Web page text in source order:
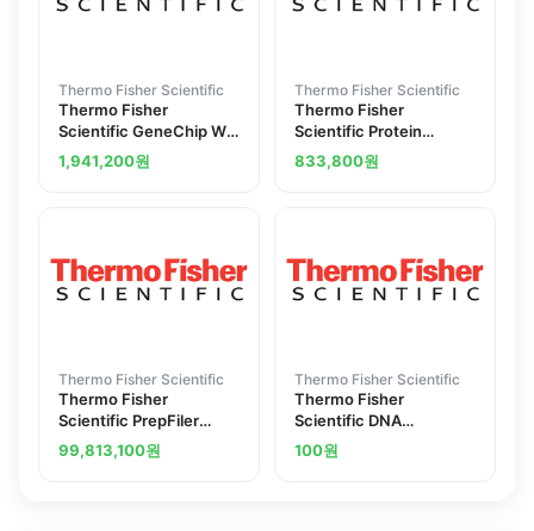
Thermo Fisher Scientific
Thermo Fisher
Scientific GeneChip WT
PLUS Reagent Kit 10
Reactions
1,941,200원
Thermo Fisher Scientific
Thermo Fisher
Scientific Protein
Expression Sample Prep
833,800원
Thermo Fisher Scientific
Thermo Fisher
Scientific PrepFiler
Express AutoMate
Express Validation
99,813,100원
Thermo Fisher Scientific
Thermo Fisher
Scientific DNA
MINIPREP HTP
100원